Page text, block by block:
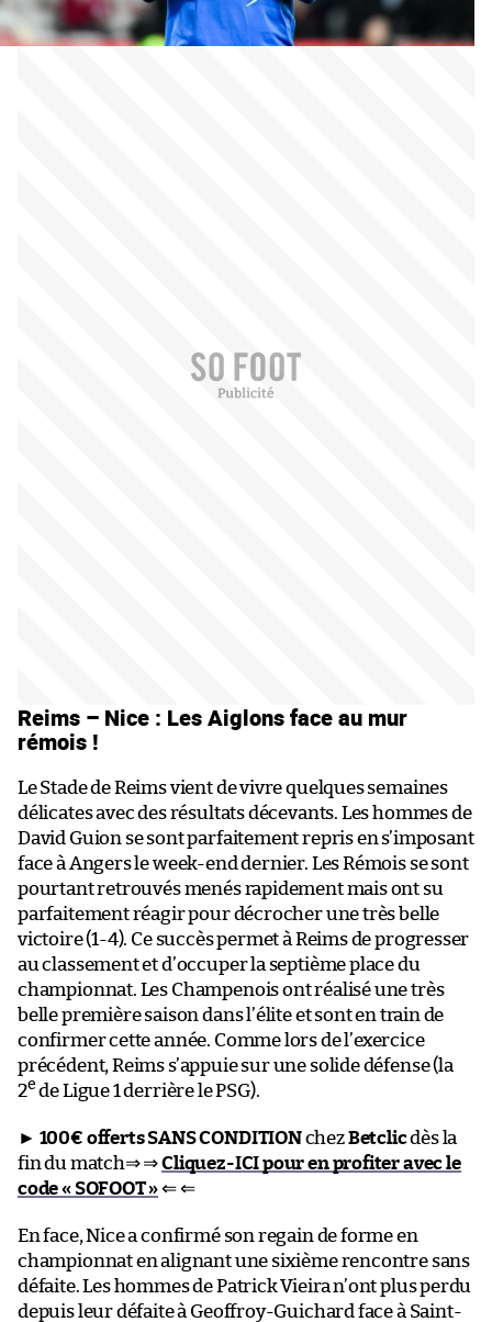
Reims – Nice : Les Aiglons face au mur
rémois !
Le Stade de Reims vient de vivre quelques semaines
délicates avec des résultats décevants. Les hommes de
David Guion se sont parfaitement repris en s’imposant
face à Angers le week-end dernier. Les Rémois se sont
pourtant retrouvés menés rapidement mais ont su
parfaitement réagir pour décrocher une très belle
victoire (1-4). Ce succès permet à Reims de progresser
au classement et d’occuper la septième place du
championnat. Les Champenois ont réalisé une très
belle première saison dans l’élite et sont en train de
confirmer cette année. Comme lors de l’exercice
précédent, Reims s’appuie sur une solide défense (la
2e de Ligue 1 derrière le PSG).
► 100€ offerts SANS CONDITIONchezBetclicdès la
fin du match⇒ ⇒Cliquez-ICI pour en profiter avec le
code « SOFOOT »⇐ ⇐
En face, Nice a confirmé son regain de forme en
championnat en alignant une sixième rencontre sans
défaite. Les hommes de Patrick Vieira n’ont plus perdu
depuis leur défaite à Geoffroy-Guichard face à Saint-